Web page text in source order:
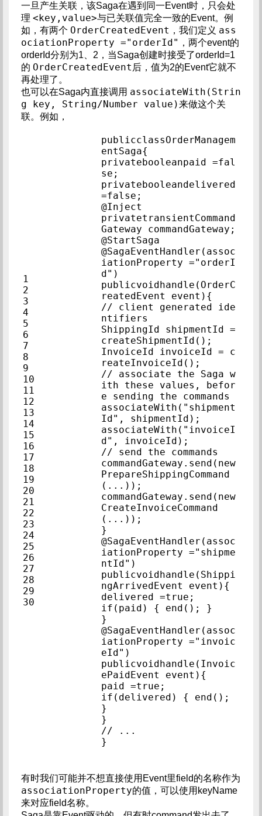
一旦产生关联，该Saga在遇到同一Event时，只会处
理 <key,value>与已关联值完全一致的Event。例
如，有两个 OrderCreatedEvent ，我们定义 ass
ociationProperty ="orderId" ，两个event的
orderId分别为1、2，当Saga创建时接受了orderId=1
的 OrderCreatedEvent 后，值为2的Event它就不
再处理了。
也可以在Saga内直接调用 associateWith(Strin
g key, String/Number value)来做这个关
联。例如，
1
2
3
4
5
6
7
8
9
10
11
12
13
14
15
16
17
18
19
20
21
22
23
24
25
26
27
28
29
30
publicclassOrderManagem
entSaga{
privatebooleanpaid =fal
se;
privatebooleandelivered
=false;
@Inject
privatetransientCommand
@StartSaga
@SagaEventHandler(assoc
iationProperty ="orderI
d")
publicvoidhandle(OrderC
// client generated ide
ntifiers
ShippingId shipmentId =
InvoiceId invoiceId = c
// associate the Saga w
ith these values, befor
associateWith("shipment
associateWith("invoiceI
commandGateway.send(new
PrepareShippingCommand
(...));
commandGateway.send(new
CreateInvoiceCommand
(...));
}
@SagaEventHandler(assoc
iationProperty ="shipme
ntId")
publicvoidhandle(Shippi
}
@SagaEventHandler(assoc
iationProperty ="invoic
eId")
publicvoidhandle(Invoic
paid =true;
if(delivered) { end();
}
}
// ...
}
有时我们可能并不想直接使用Event里field的名称作为
associationProperty的值，可以使用keyName
来对应field名称。